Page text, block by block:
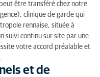
être transféré chez notre
clinique de garde qui
rennaise, située à
suivi continu sur site par une
votre accord préalable et
et de